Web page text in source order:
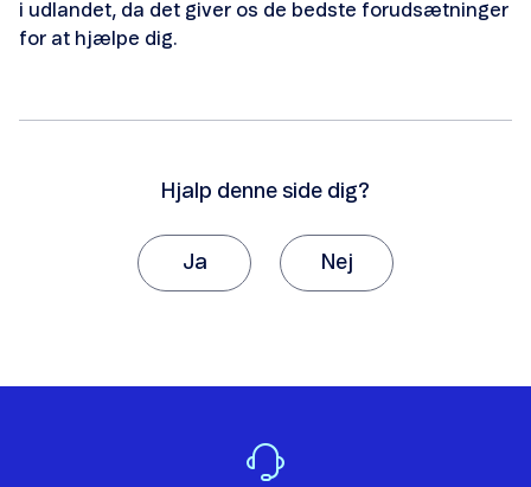
Hastighedstest
Anmeld fejl på mobilnetværket
Anmeld fupopkald eller -sms'er
i udlandet, da det giver os de bedste forudsætninger
for at hjælpe dig.
Hjalp denne side dig?
Ja Nej
Der er ikke nok eksempler.